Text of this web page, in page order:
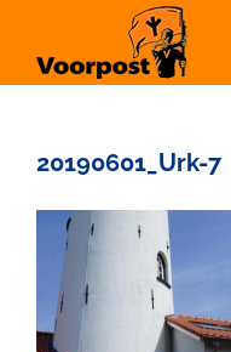
inhoud
20190601_Urk-7